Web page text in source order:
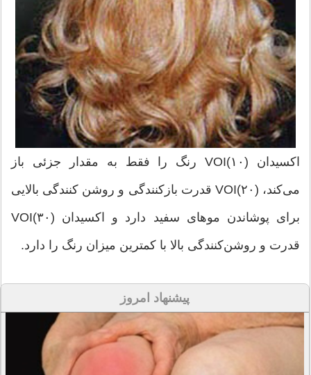
اكسیدان (۱۰)VOI‌ رنگ را فقط به مقدار جزئی باز
می‌كند، (۲۰)VOI‌ قدرت بازكنندگی و روشن كنندگی بالایی
قدرت و روشن‌كنندگی بالا با كمترین میزان رنگ را دارد.
پیشنهاد امروز